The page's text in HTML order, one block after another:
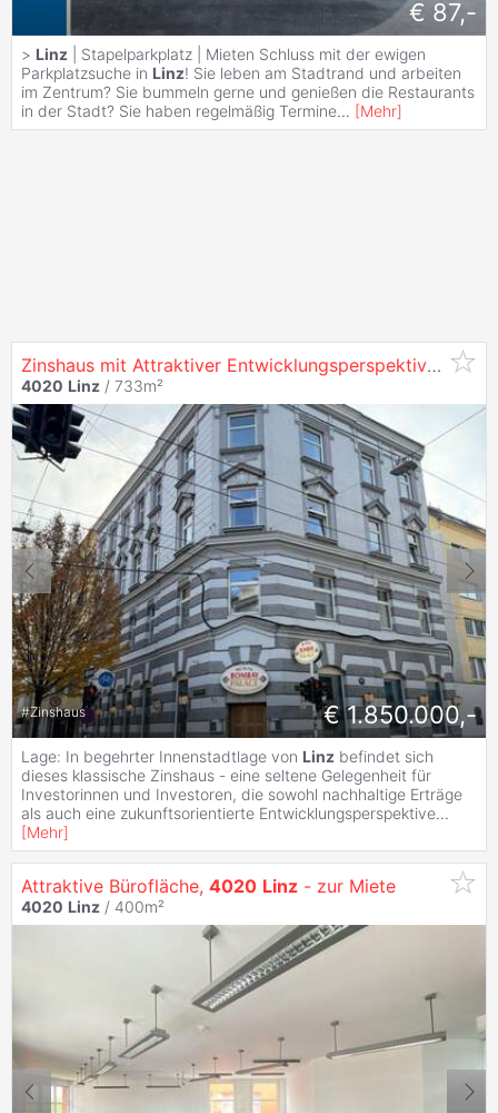
€ 87,-
> Linz | Stapelparkplatz | Mieten Schluss mit der ewigen
Parkplatzsuche in Linz! Sie leben am Stadtrand und arbeiten
im Zentrum? Sie bummeln gerne und genießen die Restaurants
in der Stadt? Sie haben regelmäßig Termine... [Mehr]
Zinshaus mit Attraktiver Entwicklungsperspektive in
4020 Linz / 733m²
#Zinshaus € 1.850.000,-
Lage: In begehrter Innenstadtlage von Linz befindet sich
dieses klassische Zinshaus - eine seltene Gelegenheit für
Investorinnen und Investoren, die sowohl nachhaltige Erträge
als auch eine zukunftsorientierte Entwicklungsperspektive...
[Mehr]
Attraktive Bürofläche, 4020 Linz - zur Miete
4020 Linz / 400m²